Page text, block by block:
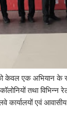
केवल एक अभियान
तथा विभिन्न
कार्यालयों एवं